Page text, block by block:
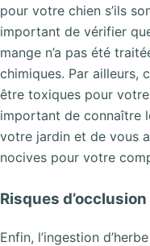
pour votre chien s’ils
important de vérifier
mange n’a pas été
chimiques. Par ailleurs,
être toxiques pour
important de connaître
votre jardin et de vous
nocives pour votre
Risques
Enfin, l’ingestion